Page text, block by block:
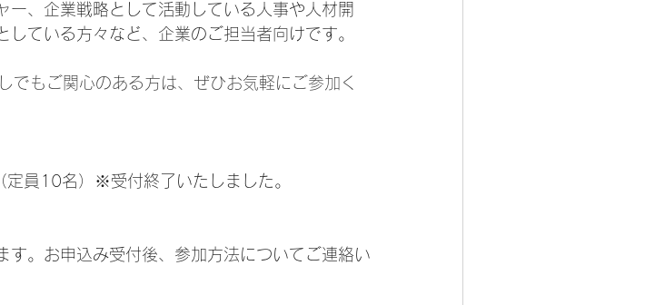
ー、企業戦略として活動している人事や人材開
ている方々など、企業のご担当者向けです。
でもご関心のある方は、ぜひお気軽にご参加く
員10名）※受付終了いたしました。
。お申込み受付後、参加方法についてご連絡い